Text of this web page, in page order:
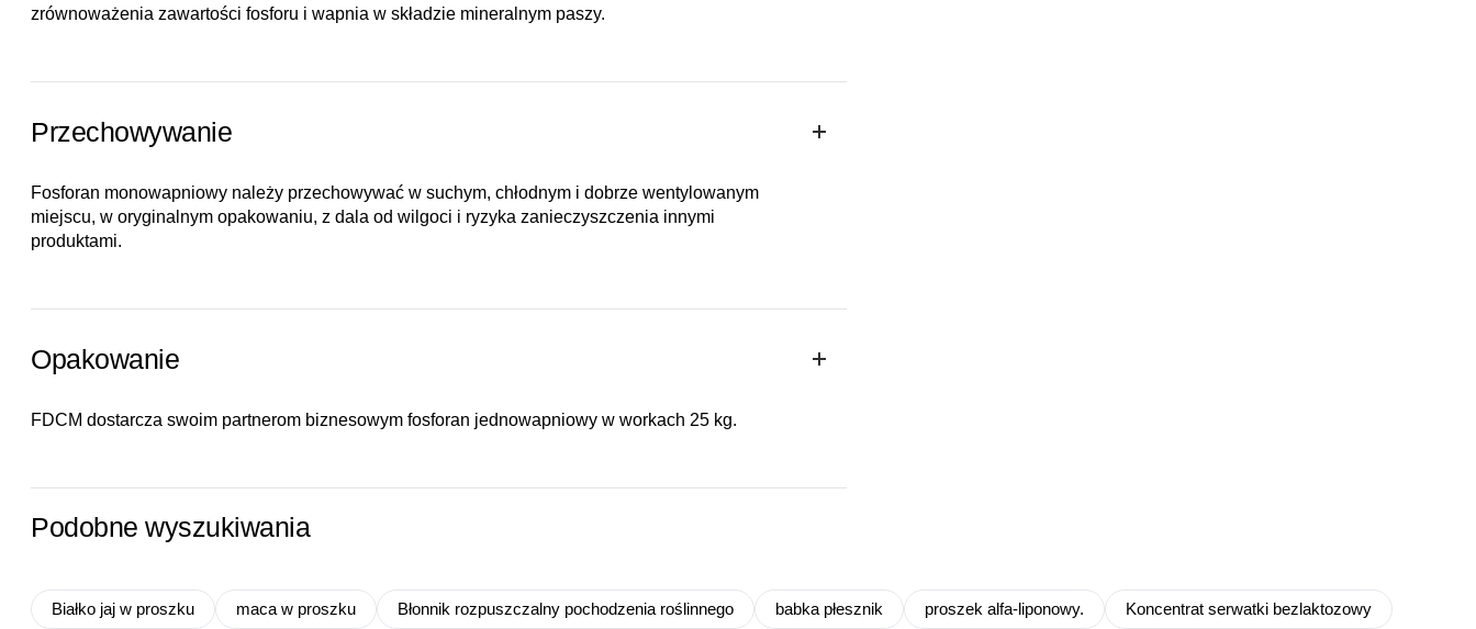
zrównoważenia zawartości fosforu i wapnia w składzie mineralnym paszy.
Przechowywanie
Fosforan monowapniowy należy przechowywać w suchym, chłodnym i dobrze wentylowanym
miejscu, w oryginalnym opakowaniu, z dala od wilgoci i ryzyka zanieczyszczenia innymi
produktami.
Opakowanie
FDCM dostarcza swoim partnerom biznesowym fosforan jednowapniowy w workach 25 kg.
Podobne wyszukiwania
Białko jaj w proszku maca w proszku Błonnik rozpuszczalny pochodzenia roślinnego babka płesznik proszek alfa-liponowy. Koncentrat serwatki bezlaktozowy